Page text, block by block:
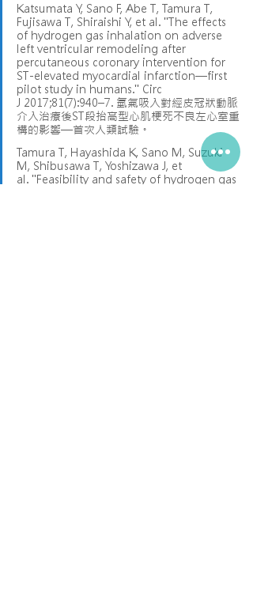
Katsumata Y, Sano F, Abe T, Tamura T,
Fujisawa T, Shiraishi Y, et al. "The effects
of hydrogen gas inhalation on adverse
left ventricular remodeling after
percutaneous coronary intervention for
ST-elevated myocardial infarction—first
pilot study in humans." Circ
J 2017;81(7):940–7. 氫氣吸入對經皮冠狀動脈
介入治療後ST段抬高型心肌梗死不良左心室重
構的影響—首次人類試驗。
Tamura T, Hayashida K, Sano M, Suzuki
M, Shibusawa T, Yoshizawa J, et
al. "Feasibility and safety of hydrogen gas